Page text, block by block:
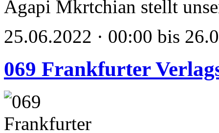
Agapi Mkrtchian stellt
25.06.2022 · 00:00 bis
069 Frankfurter